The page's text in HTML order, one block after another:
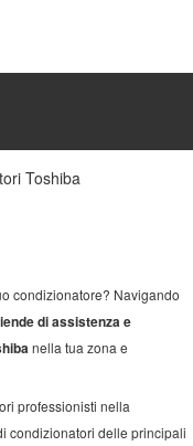
Toshiba
condizionatore? Navigando
di assistenza e
nella tua zona e
professionisti nella
condizionatori delle principali